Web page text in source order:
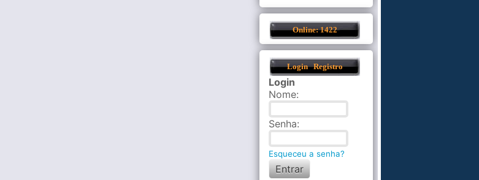
Online: 1422
Login Registro
Login
Nome:
Senha:
Esqueceu a senha?